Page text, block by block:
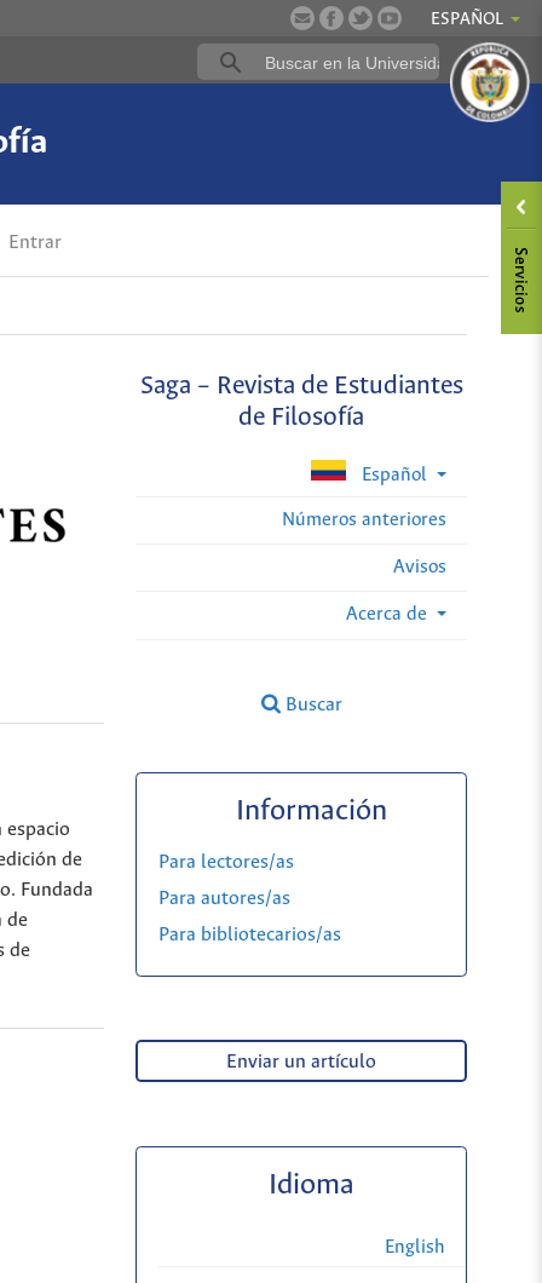
ESPAÑOL
Entrar
Saga – Revista de Estudiantes
de Filosofía
Español
Números anteriores
Avisos
Acerca de
Buscar
de
Fundada
de
de
Información
Para lectores/as
Para autores/as
Para bibliotecarios/as
Enviar un artículo
Idioma
English